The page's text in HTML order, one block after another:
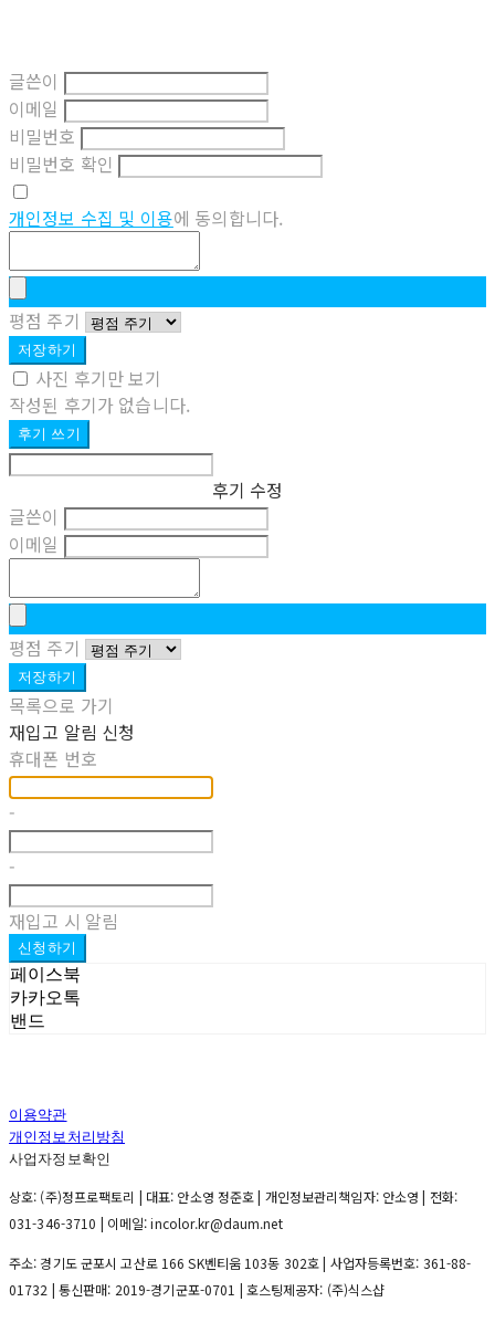
글쓴이
이메일
비밀번호
비밀번호 확인
개인정보 수집 및 이용에 동의합니다.
평점 주기
저장하기
사진 후기만 보기
작성된 후기가 없습니다.
후기 쓰기
후기 수정
글쓴이
이메일
평점 주기
저장하기
목록으로 가기
재입고 알림 신청
휴대폰 번호
-
-
재입고 시 알림
신청하기
페이스북
카카오톡
밴드
이용약관
개인정보처리방침
사업자정보확인
상호: (주)정프로팩토리 | 대표: 안소영 정준호 | 개인정보관리책임자: 안소영 | 전화:
031-346-3710 | 이메일: incolor.kr@daum.net
주소: 경기도 군포시 고산로 166 SK벤티움 103동 302호 | 사업자등록번호: 361-88-
01732 | 통신판매: 2019-경기군포-0701 | 호스팅제공자: (주)식스샵